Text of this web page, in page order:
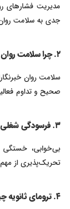
مدیریت فشارهای
جدی به سلامت روان
سلامت روان
صحیح و تداوم
بی‌خوابی، خستگی
تحریک‌پذیری از